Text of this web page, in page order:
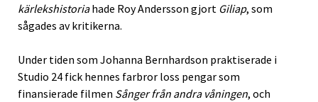
kärlekshistoriahade Roy Andersson gjort Giliap, som
sågades av kritikerna.
Under tiden som Johanna Bernhardson praktiserade i
Studio 24 fick hennes farbror loss pengar som
finansierade filmen Sånger från andra våningen, och